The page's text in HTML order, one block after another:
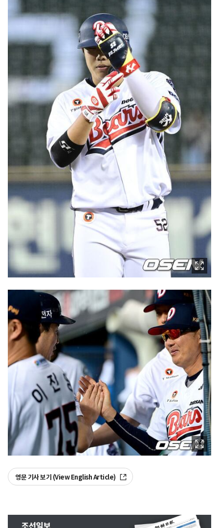
영문 기사 보기 (View English Article)